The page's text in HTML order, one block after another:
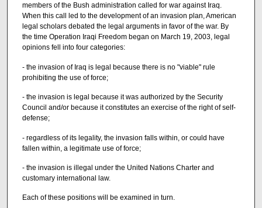
members of the Bush administration called for war against Iraq.
When this call led to the development of an invasion plan, American
legal scholars debated the legal arguments in favor of the war. By
the time Operation Iraqi Freedom began on March 19, 2003, legal
opinions fell into four categories:
- the invasion of Iraq is legal because there is no "viable" rule
prohibiting the use of force;
- the invasion is legal because it was authorized by the Security
Council and/or because it constitutes an exercise of the right of self-
defense;
- regardless of its legality, the invasion falls within, or could have
fallen within, a legitimate use of force;
- the invasion is illegal under the United Nations Charter and
customary international law.
Each of these positions will be examined in turn.